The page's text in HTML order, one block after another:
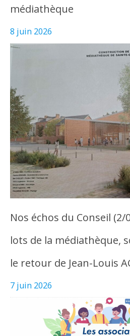
médiathèque
8 juin 2026
Nos échos du Conseil
lots de la médiathèque,
le retour de Jean-Louis
7 juin 2026